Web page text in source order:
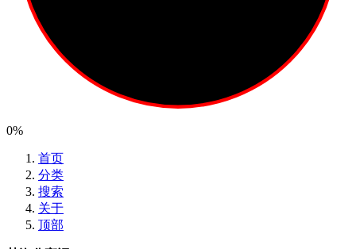
0%
首页
分类
搜索
关于
顶部